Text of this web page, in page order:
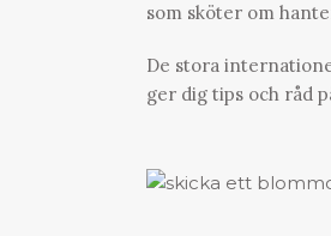
som sköter om
De stora
ger dig tips och råd